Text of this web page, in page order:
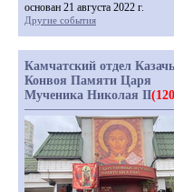
основан 21 августа 2022 г.
Другие события
Камчатский отдел
Конвоя Памяти Царя
Мученика Николая II